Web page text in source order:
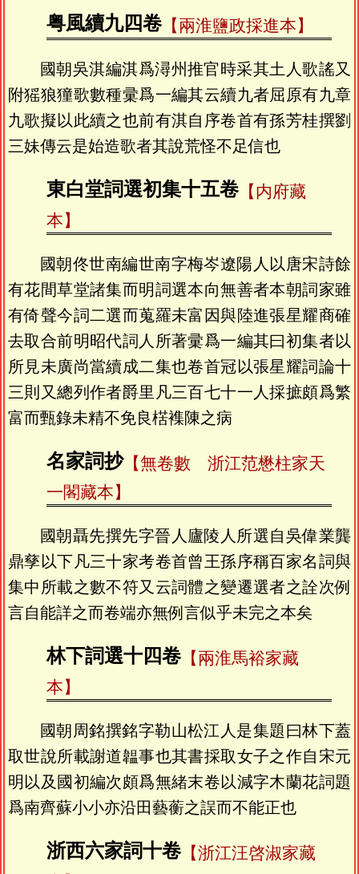
粤風續九四卷【兩淮鹽政採進本】
國朝吳淇編淇爲潯州推官時采其土人歌謠又
附猺狼獞歌數種彚爲一編其云續九者屈原有九章
九歌擬以此續之也前有淇自序卷首有孫芳桂撰劉
三妹傳云是始造歌者其說荒怪不足信也
東白堂詞選初集十五卷【内府藏
本】
國朝佟世南編世南字梅岑遼陽人以唐宋詩餘
有花間草堂諸集而明詞選本向無善者本朝詞家雖
有倚聲今詞二選而蒐羅未富因與陸進張星耀商確
去取合前明昭代詞人所著彚爲一編其曰初集者以
所見未廣尚當續成二集也卷首冠以張星耀詞論十
三則又總列作者爵里凡三百七十一人採摭頗爲繁
富而甄錄未精不免良楛襍陳之病
名家詞抄【無卷數 浙江范懋柱家天
一閣藏本】
國朝聶先撰先字晉人廬陵人所選自吳偉業龔
鼎孳以下凡三十家考卷首曾王孫序稱百家名詞與
集中所載之數不符又云詞體之變遷選者之詮次例
言自能詳之而卷端亦無例言似乎未完之本矣
林下詞選十四卷【兩淮馬裕家藏
本】
國朝周銘撰銘字勒山松江人是集題曰林下蓋
取世說所載謝道韞事也其書採取女子之作自宋元
明以及國初編次頗爲無緒末卷以減字木蘭花詞題
爲南齊蘇小小亦沿田藝蘅之誤而不能正也
浙西六家詞十卷【浙江汪啓淑家藏